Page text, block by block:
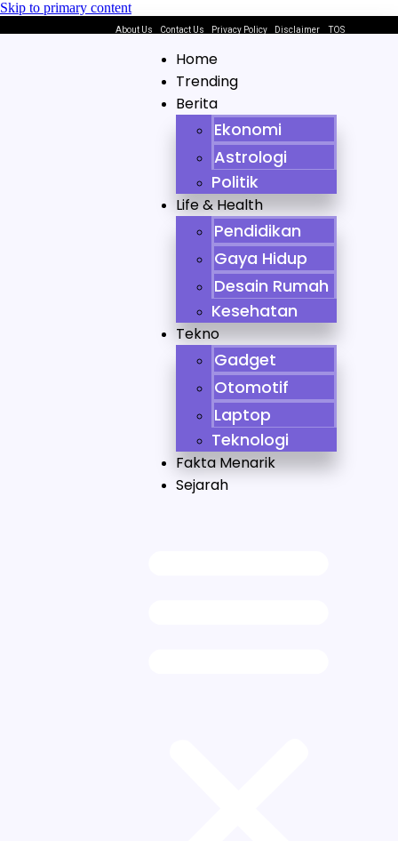
Skip to primary content
About Us Contact Us Privacy Policy DisclaimerTOS
Home
Trending
Berita
Ekonomi
Astrologi
Politik
Life & Health
Pendidikan
Gaya Hidup
Desain Rumah
Kesehatan
Tekno
Gadget
Otomotif
Laptop
Teknologi
Fakta Menarik
Sejarah